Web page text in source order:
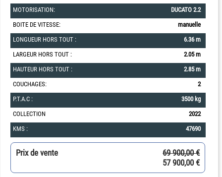
MOTORISATION:
DUCATO 2.2
BOITE DE VITESSE:
manuelle
LONGUEUR HORS TOUT :
6.36 m
LARGEUR HORS TOUT :
2.05 m
HAUTEUR HORS TOUT :
2.85 m
COUCHAGES:
2
P.T.A.C :
3500 kg
COLLECTION
2022
KMS :
47690
Prix de vente
69 900,00 €
57 900,00 €